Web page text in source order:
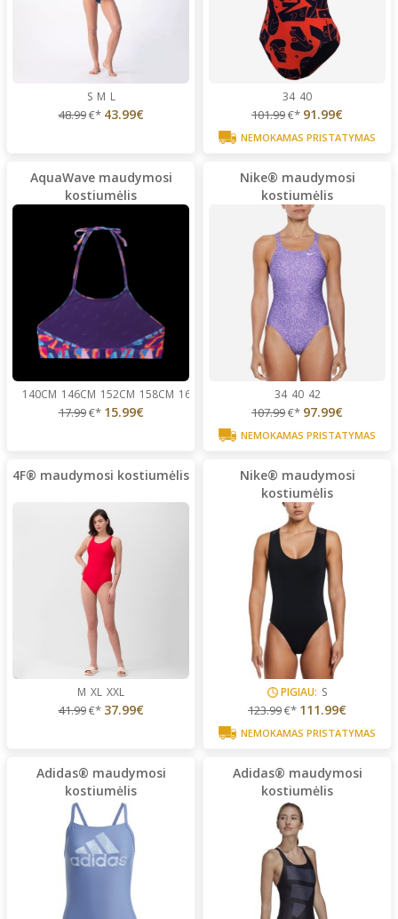
S M L
48.99€* 43.99€
34 40
101.99€* 91.99€
NEMOKAMAS PRISTATYMAS
AquaWave maudymosi
kostiumėlis
140CM 146CM 152CM 158CM 164CM
17.99€* 15.99€
Nike® maudymosi
kostiumėlis
34 40 42
107.99€* 97.99€
NEMOKAMAS PRISTATYMAS
4F® maudymosi kostiumėlis
M XL XXL
41.99€* 37.99€
Nike® maudymosi
kostiumėlis
PIGIAU: S
123.99€* 111.99€
NEMOKAMAS PRISTATYMAS
Adidas® maudymosi
kostiumėlis
Adidas® maudymosi
kostiumėlis